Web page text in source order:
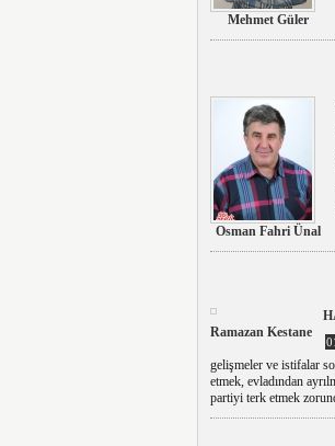
Mehmet Güler
Osman Fahri Ünal
Ramazan Kestane
gelişmeler ve istifalar
etmek, evladından
partiyi terk etmek